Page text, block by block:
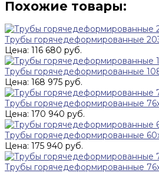
Похожие товары:
Трубы горячедеформированные
Цена: 116 680 руб.
Трубы горячедеформированные
Цена: 168 975 руб.
Трубы горячедеформированные
Цена: 170 940 руб.
Трубы горячедеформированные
Цена: 175 940 руб.
Трубы горячедеформированные